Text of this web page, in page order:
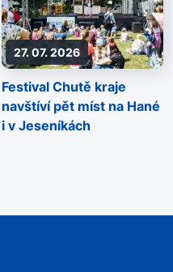
27. 07. 2026
Festival Chutě kraje
navštíví pět míst na Hané
i v Jeseníkách